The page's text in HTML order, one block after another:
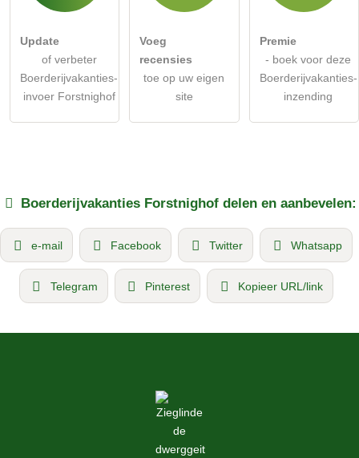
Update
of verbeter
Boerderijvakanties-
invoer Forstnighof
Voeg
recensies
toe op uw eigen
site
Premie
- boek voor deze
Boerderijvakanties-
inzending
Boerderijvakanties Forstnighof delen en aanbevelen:
e-mail Facebook Twitter Whatsapp
Telegram Pinterest Kopieer URL/link